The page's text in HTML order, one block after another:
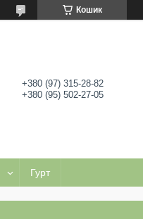
Кошик
+380 (97) 315-28-82
+380 (95) 502-27-05
Гурт